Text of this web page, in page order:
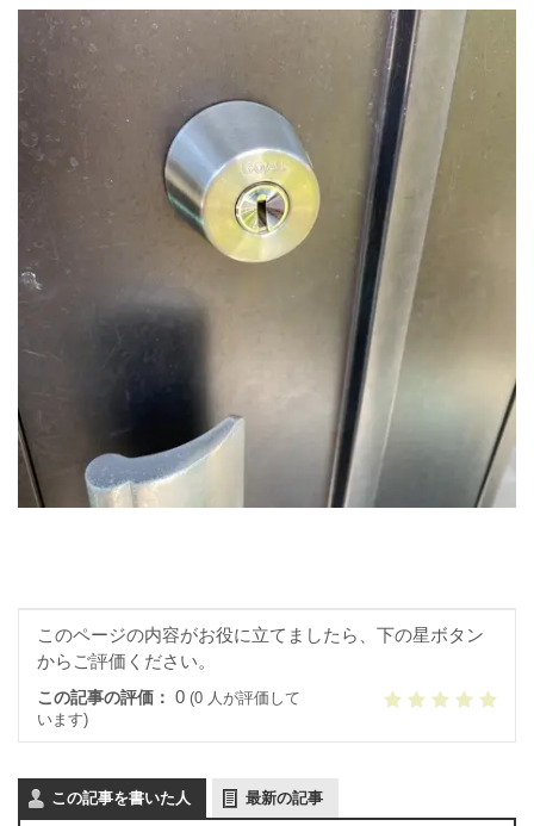
このページの内容がお役に立てましたら、下の星ボタン
からご評価ください。
この記事の評価： 0 (0 人が評価して
います)
この記事を書いた人 最新の記事